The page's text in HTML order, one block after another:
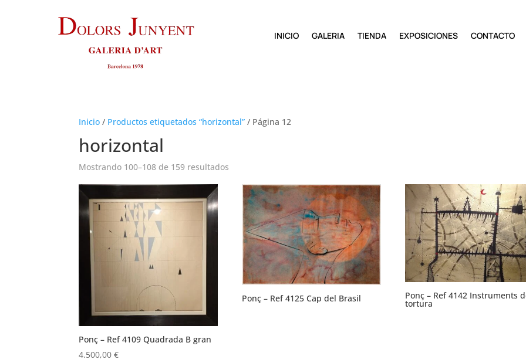
INICIO GALERIA TIENDA EXPOSICIONES CONTACTO
Inicio / Productos etiquetados “horizontal” / Página 12
horizontal
Mostrando 100–108 de 159 resultados
últimos
Ponç – Ref 4109 Quadrada B gran
4.500,00€
Ponç – Ref 4125 Cap del Brasil Ponç – Ref 4142 Instruments
tortura